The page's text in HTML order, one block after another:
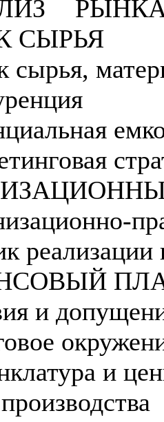
СЫРЬЯ
сырья,
реализации
и
и